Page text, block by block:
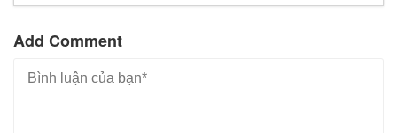
Add Comment